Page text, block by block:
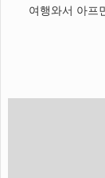
여행와서 아프